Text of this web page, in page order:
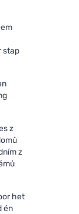
stap
z
z
het
én